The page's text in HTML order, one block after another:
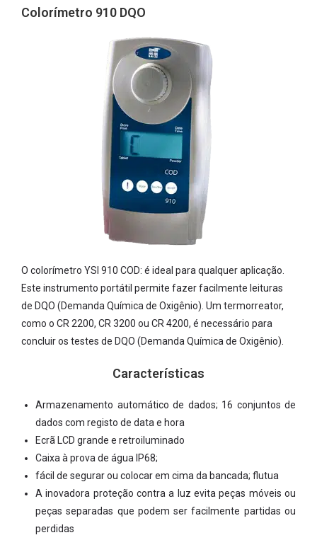
Colorímetro 910 DQO
O colorímetro YSI 910 COD: é ideal para qualquer aplicação.
Este instrumento portátil permite fazer facilmente leituras
de DQO (Demanda Química de Oxigênio). Um termorreator,
como o CR 2200, CR 3200 ou CR 4200, é necessário para
concluir os testes de DQO (Demanda Química de Oxigênio).
Características
Armazenamento automático de dados; 16 conjuntos de
dados com registo de data e hora
Ecrã LCD grande e retroiluminado
Caixa à prova de água IP68;
fácil de segurar ou colocar em cima da bancada; flutua
A inovadora proteção contra a luz evita peças móveis ou
peças separadas que podem ser facilmente partidas ou
perdidas